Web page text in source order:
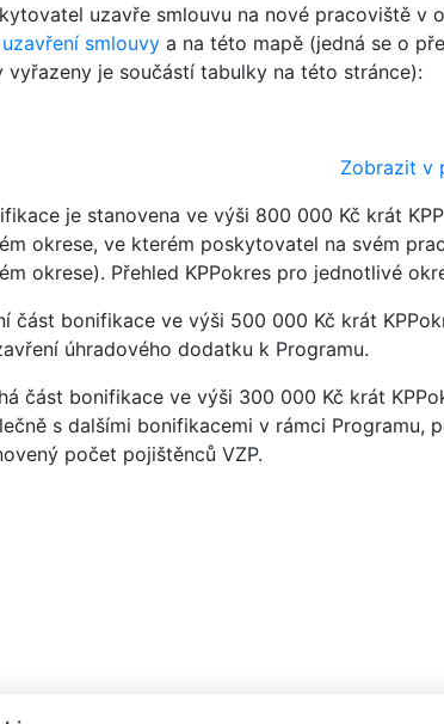
uzavře smlouvu na nové pracoviště v
smlouvy a na této mapě (jedná se o
vyřazeny je součástí tabulky na této stránce):
Zobrazit v
je stanovena ve výši 800 000 Kč krát
okrese, ve kterém poskytovatel na svém
okrese). Přehled KPPokres pro jednotlivé
část bonifikace ve výši 500 000 Kč krát
úhradového dodatku k Programu.
část bonifikace ve výši 300 000 Kč krát
s dalšími bonifikacemi v rámci
počet pojištěnců VZP.